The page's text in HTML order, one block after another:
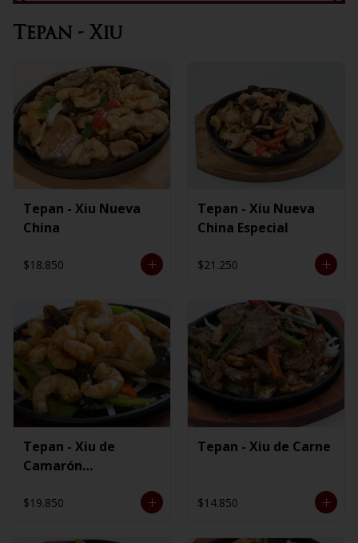
Tepan - Xiu
Tepan - Xiu Nueva
China
$18.850
Tepan - Xiu Nueva
China Especial
$21.250
Tepan - Xiu de
Camarón
$19.850
Tepan - Xiu de Carne
$14.850